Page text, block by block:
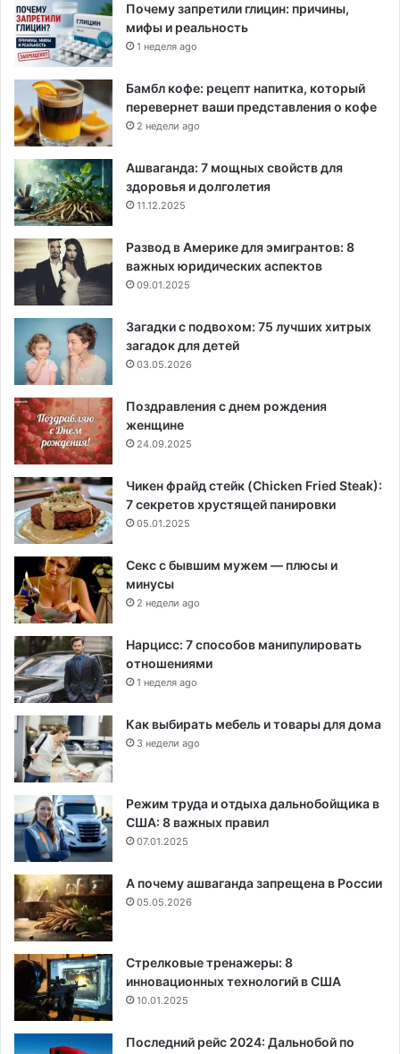
Почему запретили глицин: причины,
мифы и реальность
1 неделя ago
Бамбл кофе: рецепт напитка, который
перевернет ваши представления о кофе
2 недели ago
Ашваганда: 7 мощных свойств для
здоровья и долголетия
11.12.2025
Развод в Америке для эмигрантов: 8
важных юридических аспектов
09.01.2025
Загадки с подвохом: 75 лучших хитрых
загадок для детей
03.05.2026
Поздравления с днем рождения
женщине
24.09.2025
Чикен фрайд стейк (Chicken Fried Steak):
7 секретов хрустящей панировки
05.01.2025
Секс с бывшим мужем — плюсы и
минусы
2 недели ago
Нарцисс: 7 способов манипулировать
отношениями
1 неделя ago
Как выбирать мебель и товары для дома
3 недели ago
Режим труда и отдыха дальнобойщика в
США: 8 важных правил
07.01.2025
А почему ашваганда запрещена в России
05.05.2026
Стрелковые тренажеры: 8
инновационных технологий в США
10.01.2025
Последний рейс 2024: Дальнобой по